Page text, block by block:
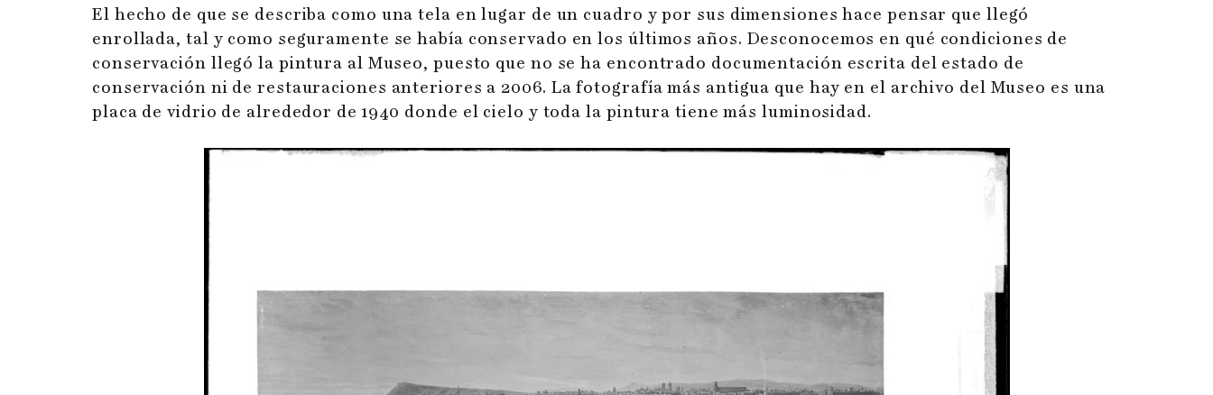
El hecho de que se describa como una tela en lugar de un cuadro y por sus dimensiones hace pensar que llegó
enrollada, tal y como seguramente se había conservado en los últimos años. Desconocemos en qué condiciones de
conservación llegó la pintura al Museo, puesto que no se ha encontrado documentación escrita del estado de
conservación ni de restauraciones anteriores a 2006. La fotografía más antigua que hay en el archivo del Museo es una
placa de vidrio de alrededor de 1940 donde el cielo y toda la pintura tiene más luminosidad.